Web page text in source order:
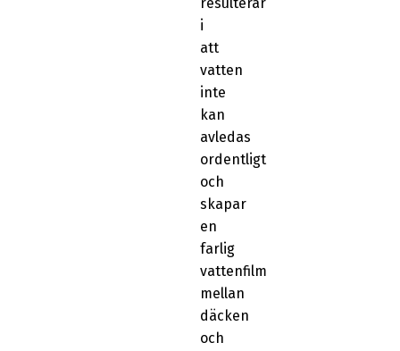
resulterar
i
att
vatten
inte
kan
avledas
ordentligt
och
skapar
en
farlig
vattenfilm
mellan
däcken
och